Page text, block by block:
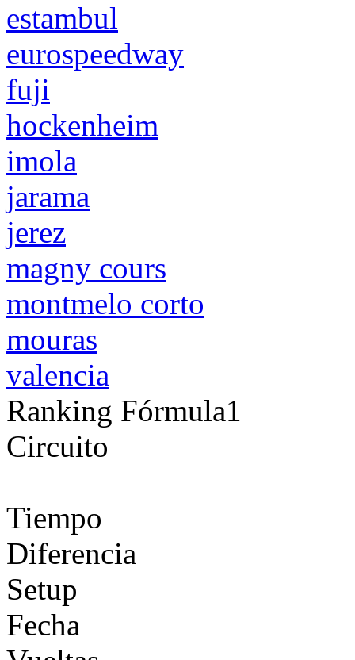
estambul
eurospeedway
fuji
hockenheim
imola
jarama
jerez
magny cours
montmelo corto
mouras
valencia
Ranking Fórmula1
Circuito
Tiempo
Diferencia
Setup
Fecha